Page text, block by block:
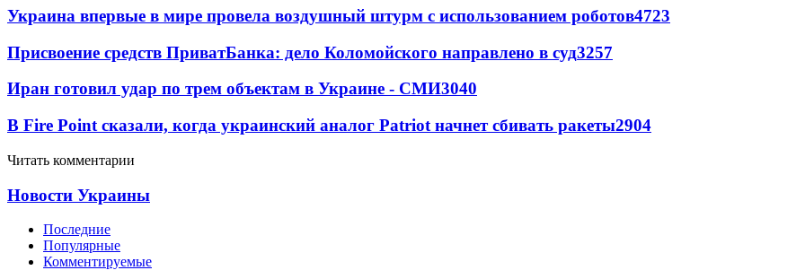
Украина впервые в мире провела воздушный штурм с использованием роботов4723
Присвоение средств ПриватБанка: дело Коломойского направлено в суд3257
Иран готовил удар по трем объектам в Украине - СМИ3040
В Fire Point сказали, когда украинский аналог Patriot начнет сбивать ракеты2904
Читать комментарии
Новости Украины
Последние
Популярные
Комментируемые